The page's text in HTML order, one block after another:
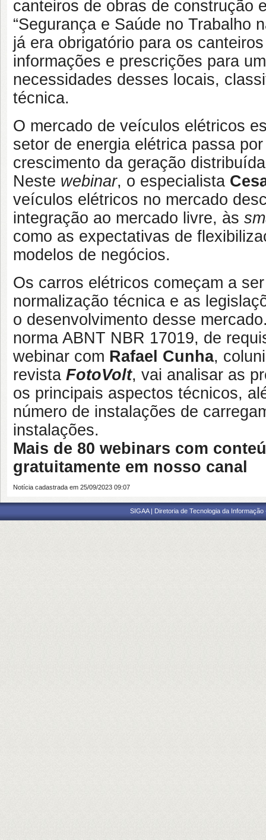
canteiros de obras de construção
“Segurança e Saúde no Trabalho
já era obrigatório para os
informações e prescrições para
necessidades desses locais,
técnica.
O mercado de veículos elétricos
setor de energia elétrica passa
crescimento da geração
Neste webinar, o especialista
veículos elétricos no mercado
integração ao mercado livre, às
como as expectativas de
modelos de negócios.
Os carros elétricos começam a
normalização técnica e as
o desenvolvimento desse
norma ABNT NBR 17019, de
webinar com Rafael Cunha,
revista FotoVolt, vai analisar as
os principais aspectos técnicos,
número de instalações de
instalações.
Mais de 80 webinars com
gratuitamente em nosso canal
Notícia cadastrada em 25/09/2023 09:07
SIGAA | Diretoria de Tecnologia da